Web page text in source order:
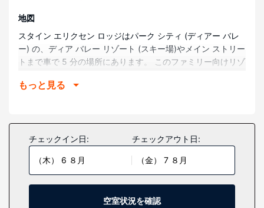
地図
スタイン エリクセン ロッジはパーク シティ (ディアー バレ
ー) の、ディア バレー リゾート (スキー場)やメイン ストリー
トまで車で 5 分の場所にあります。 このファミリー向けリゾ
4 km、パーク シティ ゴルフ クラブまで 6.6 km の場所にあ
全 179 室のそれぞれ異なる装飾のが施された客室には、お客
様におくつろぎいただけるようiPod ドッキングステーショ
ン、ミニバーなどが備わっています。スマートテレビで衛星
放送の番組をご覧いただけるほか、WiFi (無料)などもご利用
いただけます。シャワー付き浴槽のある専用バスルームに
は、深めの浴槽、デザイナーバスアメニティが備わっていま
もっと見る
チェックイン日:
（木） 6 ８月
チェックアウト日:
（金） 7 ８月
空室状況を確認